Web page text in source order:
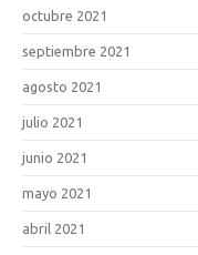
octubre 2021
septiembre 2021
agosto 2021
julio 2021
junio 2021
mayo 2021
abril 2021